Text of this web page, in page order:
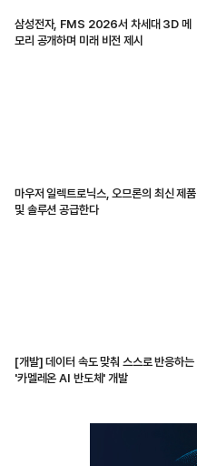
삼성전자, FMS 2026서 차세대 3D 메
모리 공개하며 미래 비전 제시
마우저 일렉트로닉스, 오므론의 최신 제품
및 솔루션 공급한다
[개발] 데이터 속도 맞춰 스스로 반응하는
'카멜레온 AI 반도체' 개발